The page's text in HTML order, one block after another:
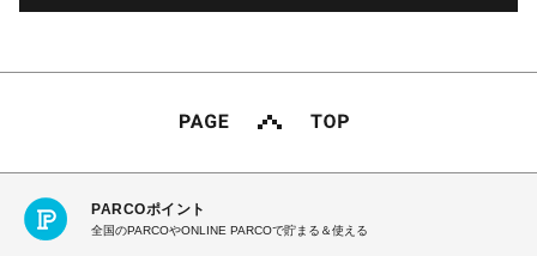
PARCOポイント
全国のPARCOやONLINE PARCOで貯まる＆使える